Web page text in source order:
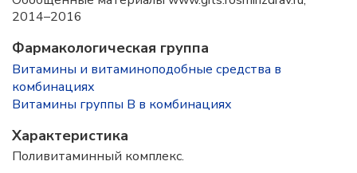
2014–2016
Фармакологическая группа
Витамины и витаминоподобные средства в
комбинациях
Витамины группы B в комбинациях
Характеристика
Поливитаминный комплекс.